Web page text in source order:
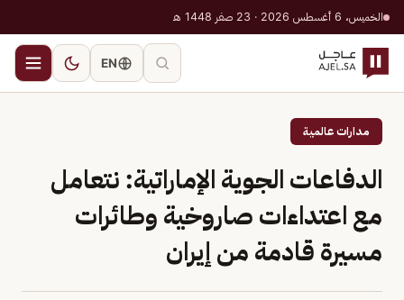
الخميس، 6 أغسطس 2026 · 23 صفر 1448 هـ
EN
مدارات عالمية
الدفاعات الجوية الإماراتية: نتعامل
مع اعتداءات صاروخية وطائرات
مسيرة قادمة من إيران